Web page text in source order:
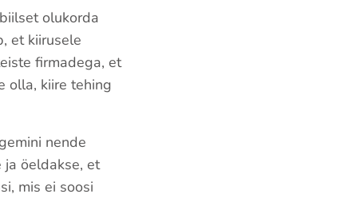
olukorda
et kiirusele
firmadega, et
olla, kiire tehing
nende
öeldakse, et
mis ei soosi